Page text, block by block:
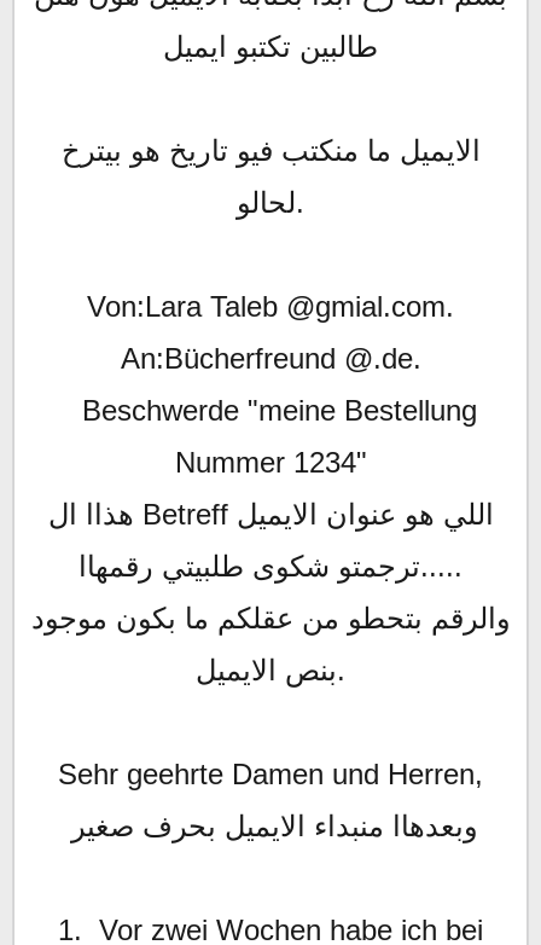
طالبين تكتبو ايميل
الايميل ما منكتب فيو تاريخ هو بيترخ
لحالو.
Von:Lara Taleb @gmial.com.
An:Bücherfreund @.de.
Beschwerde "meine Bestellung
Nummer 1234"
هذاا ال Betreff اللي هو عنوان الايميل
ترجمتو شكوى طلبيتي رقمهاا.....
والرقم بتحطو من عقلكم ما بكون موجود
بنص الايميل.
Sehr geehrte Damen und Herren,
وبعدهاا منبداء الايميل بحرف صغير
1. Vor zwei Wochen habe ich bei